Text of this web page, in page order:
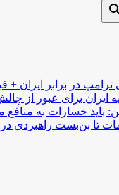
در برابر ایران +
ایران برای عبور از
باید خسارات به منافع
تا بن‌بست راهبردی در